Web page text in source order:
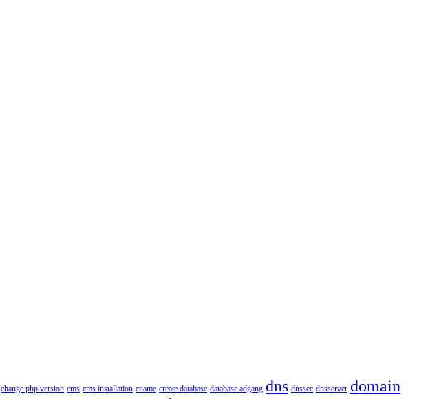
change php version cms cms installation cname create database database adgang dns dnssec dnsserver domain